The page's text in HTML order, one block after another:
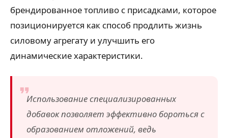
брендированное топливо с присадками, которое
позиционируется как способ продлить жизнь
силовому агрегату и улучшить его
динамические характеристики.
Использование специализированных
добавок позволяет эффективно бороться с
образованием отложений, ведь